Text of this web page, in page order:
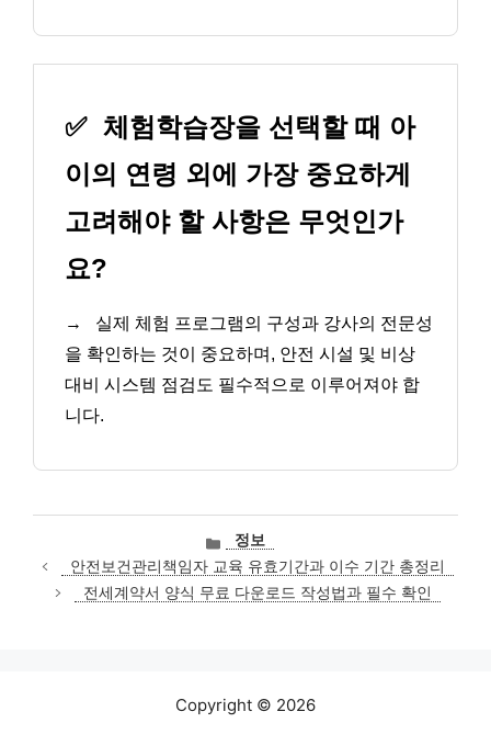
✅ 체험학습장을 선택할 때 아
이의 연령 외에 가장 중요하게
고려해야 할 사항은 무엇인가
요?
→
실제 체험 프로그램의 구성과 강사의 전문성
을 확인하는 것이 중요하며, 안전 시설 및 비상
대비 시스템 점검도 필수적으로 이루어져야 합
니다.
카
테
고
리
정보
안전보건관리책임자 교육 유효기간과 이수 기간 총정리
전세계약서 양식 무료 다운로드 작성법과 필수 확인
Copyright © 2026